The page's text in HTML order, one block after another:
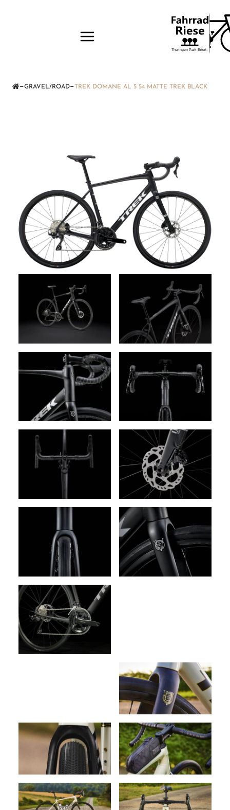
—GRAVEL/ROAD—TREK DOMANE AL 5 54 MATTE TREK BLACK